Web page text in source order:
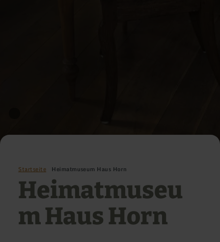
Startseite Heimatmuseum Haus Horn
Heimatmuseu
m Haus Horn